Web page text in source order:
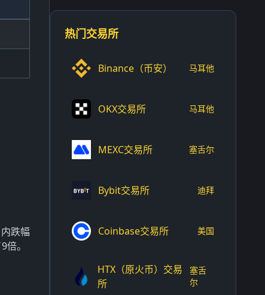
跌幅
。
热门交易所
Binance（币安） 马耳他
OKX交易所 马耳他
MEXC交易所 塞舌尔
Bybit交易所 迪拜
Coinbase交易所 美国
HTX（原火币）交易
所
塞舌
尔